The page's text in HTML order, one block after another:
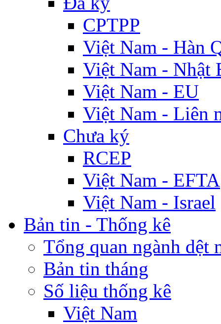
CPTPP
Việt Nam - Hàn
Việt Nam - Nhật
Việt Nam - EU
Việt Nam - Liên
Chưa ký
RCEP
Việt Nam - EFTA
Việt Nam - Israel
Bản tin - Thống kê
Tổng quan ngành dệt
Bản tin tháng
Số liệu thống kê
Việt Nam